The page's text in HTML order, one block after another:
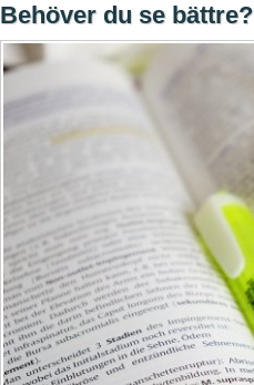
Behöver du se bättre?